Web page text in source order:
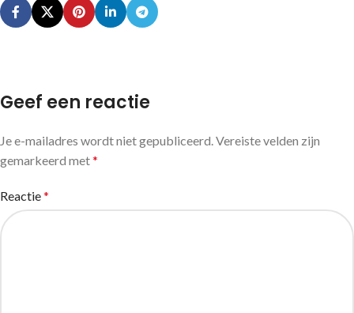
Geef een reactie
Je e-mailadres wordt niet gepubliceerd.Vereiste velden zijn
gemarkeerd met*
Reactie*